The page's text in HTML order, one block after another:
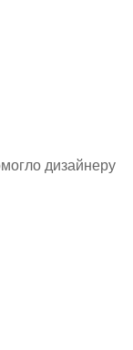
дизайнеру